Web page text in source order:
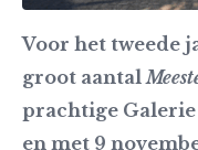
Voor het tweede
groot aantal
prachtige Galerie
en met 9